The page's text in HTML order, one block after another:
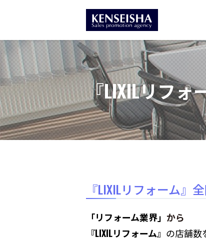
『LIXILリフォ
『LIXILリフォーム』
「リフォーム業界」 から
『LIXILリフォーム』 の店舗数